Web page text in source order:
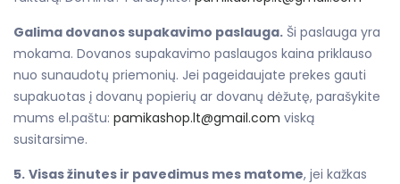
Galima dovanos supakavimo paslauga. Ši paslauga yra
mokama. Dovanos supakavimo paslaugos kaina priklauso
nuo sunaudotų priemonių. Jei pageidaujate prekes gauti
supakuotas į dovanų popierių ar dovanų dėžutę, parašykite
mums el.paštu: pamikashop.lt@gmail.com viską
susitarsime.
5. Visas žinutes ir pavedimus mes matome, jei kažkas